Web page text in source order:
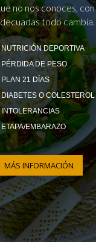
no nos conoces,
todo cambia.
NUTRICIÓN DEPORTIVA
PÉRDIDA DE PESO
PLAN 21 DÍAS
DIABETES O COLESTEROL
INTOLERANCIAS
ETAPA/EMBARAZO
MÁS INFORMACIÓN